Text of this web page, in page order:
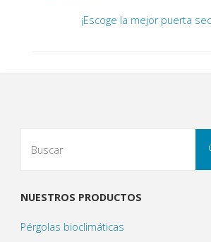
¡Escoge la mejor puerta
NUESTROS PRODUCTOS
Pérgolas bioclimáticas